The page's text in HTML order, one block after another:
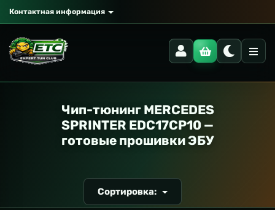
Контактная информация
Чип-тюнинг MERCEDES
SPRINTER EDC17CP10 —
готовые прошивки ЭБУ
Сортировка: